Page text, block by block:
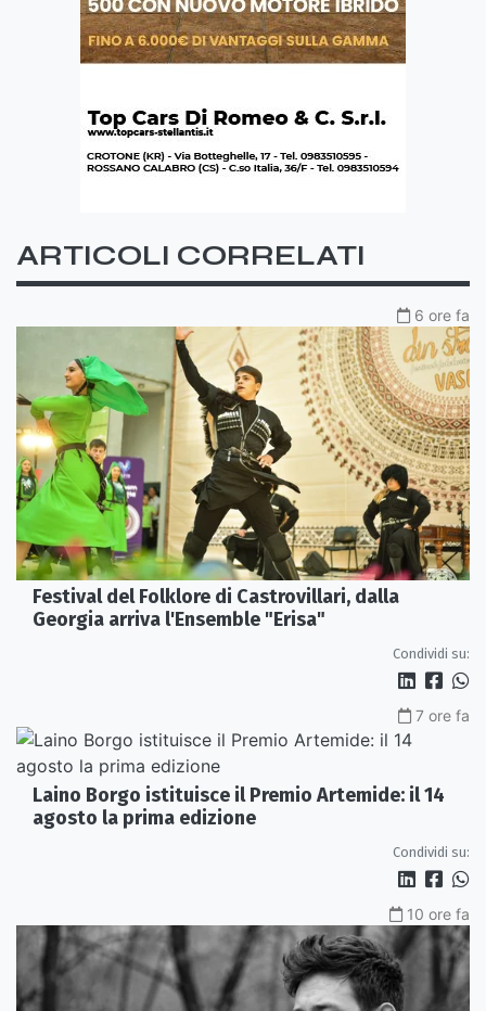
ARTICOLI CORRELATI
6 ore fa
Festival del Folklore di Castrovillari, dalla
Georgia arriva l'Ensemble "Erisa"
Condividi su:
7 ore fa
Laino Borgo istituisce il Premio Artemide: il 14
agosto la prima edizione
Condividi su:
10 ore fa